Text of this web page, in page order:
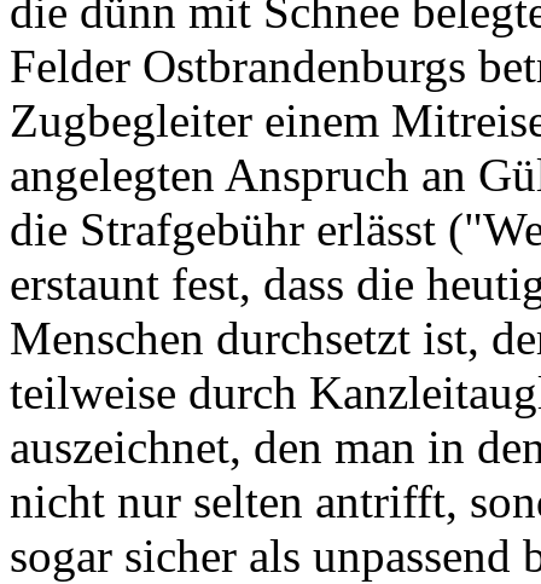
die dünn mit Schnee
Felder Ostbrandenburgs
Zugbegleiter einem
angelegten Anspruch an
die Strafgebühr erlässt
erstaunt fest, dass die
Menschen durchsetzt ist,
teilweise durch
auszeichnet, den man in
nicht nur selten antrifft,
sogar sicher als unpassend